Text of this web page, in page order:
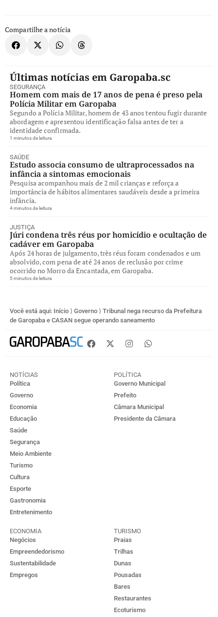
Compartilhe a notícia
Últimas notícias em Garopaba.sc
SEGURANÇA
Homem com mais de 17 anos de pena é preso pela
Polícia Militar em Garopaba
Segundo a Polícia Militar, homem de 43 anos tentou fugir durante
abordagem e apresentou identificação falsa antes de ter a
identidade confirmada.
1 minutos de leitura
SAÚDE
Estudo associa consumo de ultraprocessados na
infância a sintomas emocionais
Pesquisa acompanhou mais de 2 mil crianças e reforça a
importância de hábitos alimentares saudáveis desde a primeira
infância.
4 minutos de leitura
JUSTIÇA
Júri condena três réus por homicídio e ocultação de
cadáver em Garopaba
Após 24 horas de julgamento, três réus foram condenados e um
absolvido, com pena de até 24 anos de reclusão por crime
ocorrido no Morro da Encantada, em Garopaba.
5 minutos de leitura
Você está aqui: Início ⟩ Governo ⟩ Tribunal nega recurso da Prefeitura
de Garopaba e CASAN segue operando saneamento
NOTÍCIAS
Política
Governo
Economia
Educação
Saúde
Segurança
Meio Ambiente
Turismo
Cultura
Esporte
Gastronomia
Entretenimento
POLÍTICA
Governo Municipal
Prefeito
Câmara Municipal
Presidente da Câmara
ECONOMIA
Negócios
Empreendedorismo
Sustentabilidade
Empregos
TURISMO
Praias
Trilhas
Dunas
Pousadas
Bares
Restaurantes
Ecoturismo